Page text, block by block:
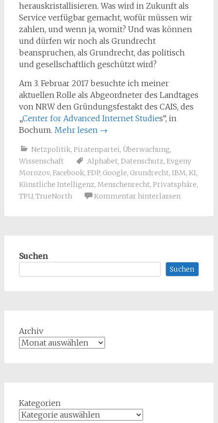
herauskristallisieren. Was wird in Zukunft als
Service verfügbar gemacht, wofür müssen wir
zahlen, und wenn ja, womit? Und was können
und dürfen wir noch als Grundrecht
beanspruchen, als Grundrecht, das politisch
und gesellschaftlich geschützt wird?
Am 3. Februar 2017 besuchte ich meiner
aktuellen Rolle als Abgeordneter des Landtages
von NRW den Gründungsfestakt des CAIS, des
„Center for Advanced Internet Studies“, in
Bochum. Mehr lesen →
Netzpolitik, Piratenpartei, Überwachung,
Wissenschaft
Alphabet, Datenschutz, Evgeny
Morozov, Facebook, FDP, Google, Grundrecht, IBM, KI,
Künstliche Intelligenz, Menschenrecht, Privatsphäre,
TPU, TrueNorth Kommentar hinterlassen
Suchen
Suchen
Archiv
Kategorien